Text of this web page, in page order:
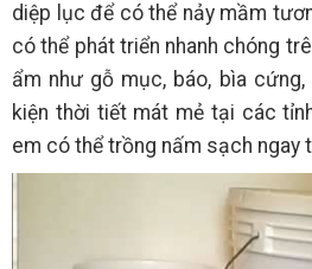
diệp lục để có thể nảy mầm
có thể phát triển nhanh chóng
ẩm như gỗ mục, báo, bìa cứng,
kiện thời tiết mát mẻ tại các
em có thể trồng nấm sạch ngay